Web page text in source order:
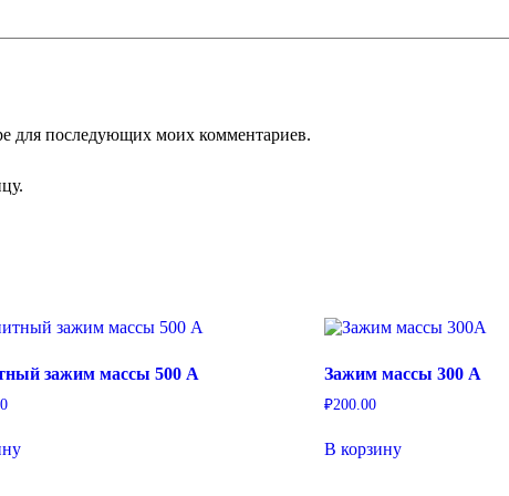
для последующих моих комментариев.
зажим массы 500 А Зажим массы 300 А
₽200.00
В корзину